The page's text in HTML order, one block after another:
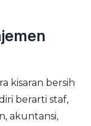
kisaran bersih
berarti staf,
akuntansi,